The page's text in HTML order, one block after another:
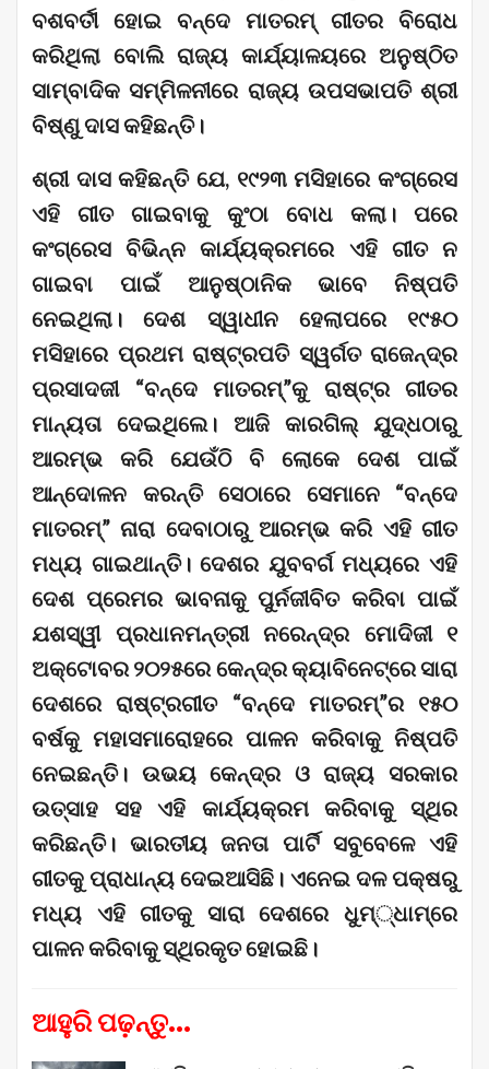
ବଶବର୍ତୀ ହୋଇ ବନ୍ଦେ ମାତରମ୍ ଗୀତର ବିରୋଧ
କରିଥିଲା ବୋଲି ରାଜ୍ୟ କାର୍ଯ୍ୟାଳୟରେ ଅନୁଷ୍ଠିତ
ସାମ୍ବାଦିକ ସମ୍ମିଳନୀରେ ରାଜ୍ୟ ଉପସଭାପତି ଶ୍ରୀ
ବିଷ୍ଣୁ ଦାସ କହିଛନ୍ତି।
ଶ୍ରୀ ଦାସ କହିଛନ୍ତି ଯେ, ୧୯୨୩ ମସିହାରେ କଂଗ୍ରେସ
ଏହି ଗୀତ ଗାଇବାକୁ କୁଂଠା ବୋଧ କଲା। ପରେ
କଂଗ୍ରେସ ବିଭିନ୍ନ କାର୍ଯ୍ୟକ୍ରମରେ ଏହି ଗୀତ ନ
ଗାଇବା ପାଇଁ ଆନୁଷ୍ଠାନିକ ଭାବେ ନିଷ୍ପତି
ନେଇଥିଲା। ଦେଶ ସ୍ୱାଧୀନ ହେଲାପରେ ୧୯୫୦
ମସିହାରେ ପ୍ରଥମ ରାଷ୍ଟ୍ରପତି ସ୍ୱର୍ଗତ ରାଜେନ୍ଦ୍ର
ପ୍ରସାଦଜୀ “ବନ୍ଦେ ମାତରମ୍‌”କୁ ରାଷ୍ଟ୍ର ଗୀତର
ମାନ୍ୟତା ଦେଇଥିଲେ। ଆଜି କାରଗିଲ୍ ଯୁଦ୍ଧଠାରୁ
ଆରମ୍ଭ କରି ଯେଉଁଠି ବି ଲୋକେ ଦେଶ ପାଇଁ
ଆନ୍ଦୋଳନ କରନ୍ତି ସେଠାରେ ସେମାନେ “ବନ୍ଦେ
ମାତରମ୍‌” ନାରା ଦେବାଠାରୁ ଆରମ୍ଭ କରି ଏହି ଗୀତ
ମଧ୍ୟ ଗାଇଥାନ୍ତି। ଦେଶର ଯୁବବର୍ଗ ମଧ୍ୟରେ ଏହି
ଦେଶ ପ୍ରେମର ଭାବନାକୁ ପୁର୍ନଜୀବିତ କରିବା ପାଇଁ
ଯଶସ୍ୱୀ ପ୍ରଧାନମନ୍ତ୍ରୀ ନରେନ୍ଦ୍ର ମୋଦିଜୀ ୧
ଅକ୍ଟୋବର ୨୦୨୫ରେ କେନ୍ଦ୍ର କ୍ୟାବିନେଟ୍‌ରେ ସାରା
ଦେଶରେ ରାଷ୍ଟ୍ରଗୀତ “ବନ୍ଦେ ମାତରମ୍‌”ର ୧୫୦
ବର୍ଷକୁ ମହାସମାରୋହରେ ପାଳନ କରିବାକୁ ନିଷ୍ପତି
ନେଇଛନ୍ତି। ଉଭୟ କେନ୍ଦ୍ର ଓ ରାଜ୍ୟ ସରକାର
ଉତ୍ସାହ ସହ ଏହି କାର୍ଯ୍ୟକ୍ରମ କରିବାକୁ ସ୍ଥିର
କରିଛନ୍ତି। ଭାରତୀୟ ଜନତା ପାର୍ଟି ସବୁବେଳେ ଏହି
ଗୀତକୁ ପ୍ରାଧାନ୍ୟ ଦେଇଆସିଛି। ଏନେଇ ଦଳ ପକ୍ଷରୁ
ମଧ୍ୟ ଏହି ଗୀତକୁ ସାରା ଦେଶରେ ଧୁମ୍‌୍‌ଧାମ୍‌ରେ
ପାଳନ କରିବାକୁ ସ୍ଥିରକୃତ ହୋଇଛି।
ଆହୁରି ପଢ଼ନ୍ତୁ...